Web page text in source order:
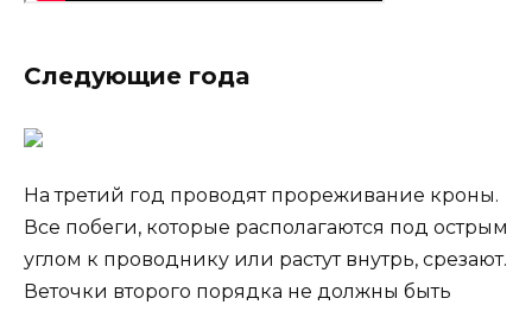
Следующие года
На третий год проводят прореживание кроны.
Все побеги, которые располагаются под острым
углом к проводнику или растут внутрь, срезают.
Веточки второго порядка не должны быть